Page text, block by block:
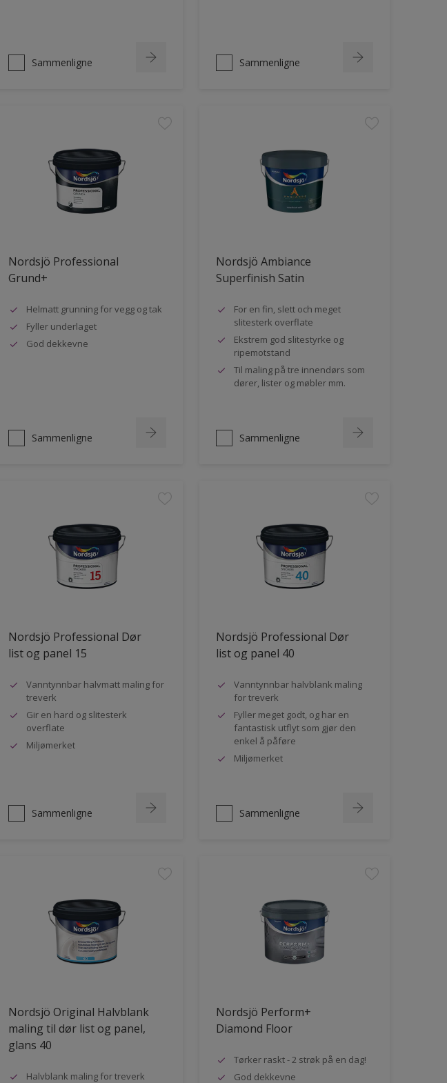
Sammenligne Sammenligne
Nordsjö Professional
Grund+
Helmatt grunning for vegg og tak
Fyller underlaget
God dekkevne
Sammenligne
Nordsjö Ambiance
Superfinish Satin
For en fin, slett och meget
slitesterk overflate
Ekstrem god slitestyrke og
ripemotstand
Til maling på tre innendørs som
dører, lister og møbler mm.
Sammenligne
Nordsjö Professional Dør
list og panel 15
Vanntynnbar halvmatt maling for
treverk
Gir en hard og slitesterk
overflate
Miljømerket
Sammenligne
Nordsjö Professional Dør
list og panel 40
Vanntynnbar halvblank maling
for treverk
Fyller meget godt, og har en
fantastisk utflyt som gjør den
enkel å påføre
Miljømerket
Sammenligne
Nordsjö Original Halvblank
maling til dør list og panel,
glans 40
Halvblank maling for treverk
Nordsjö Perform+
Diamond Floor
Tørker raskt - 2 strøk på en dag!
God dekkevne